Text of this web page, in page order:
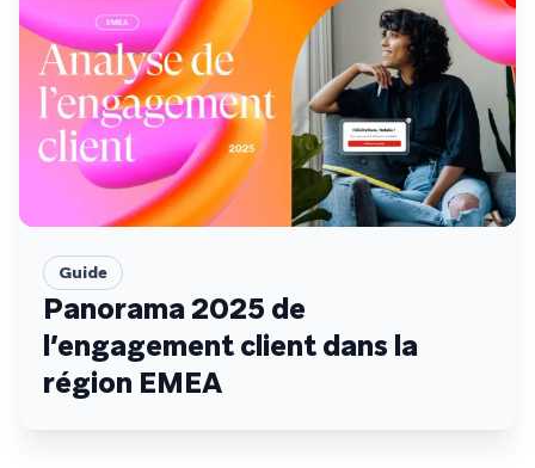
Guide
Panorama 2025 de
l’engagement client dans la
région EMEA